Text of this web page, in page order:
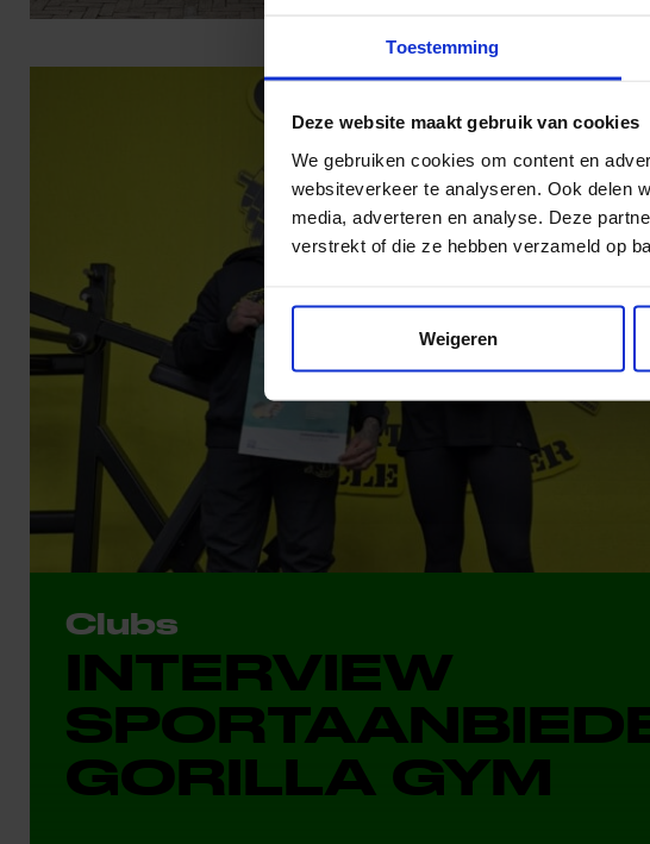
Toestemming
Deze website maakt gebruik van cookies
We gebruiken cookies om content en
websiteverkeer te analyseren. Ook delen
media, adverteren en analyse. Deze
verstrekt of die ze hebben verzameld op
Weigeren
Clubs
INTERVIEW
GORILLA GYM